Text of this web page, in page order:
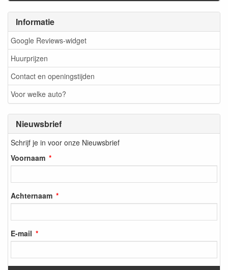
Informatie
Google Reviews-widget
Huurprijzen
Contact en openingstijden
Voor welke auto?
Nieuwsbrief
Schrijf je in voor onze Nieuwsbrief
Voornaam
Achternaam
E-mail